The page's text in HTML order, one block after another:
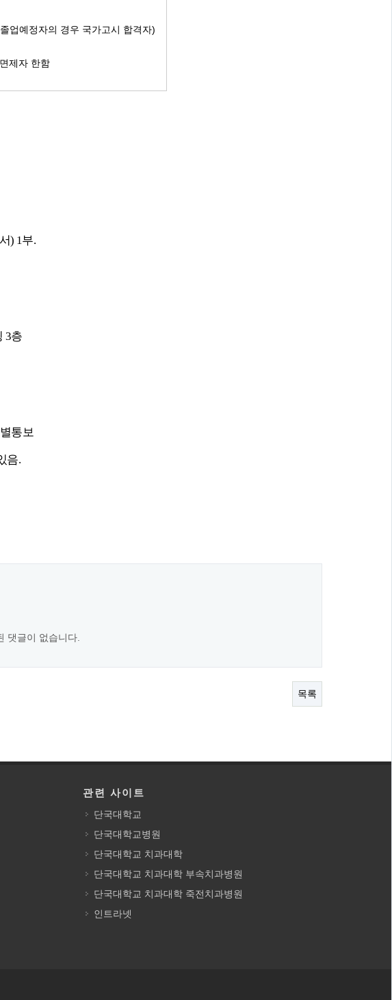
업예정자의 경우 국가고시 합격자)
제자 한함
) 1부.
3층
통보
음.
댓글이 없습니다.
목록
관련 사이트
단국대학교
단국대학교병원
단국대학교 치과대학
단국대학교 치과대학 부속치과병원
단국대학교 치과대학 죽전치과병원
인트라넷